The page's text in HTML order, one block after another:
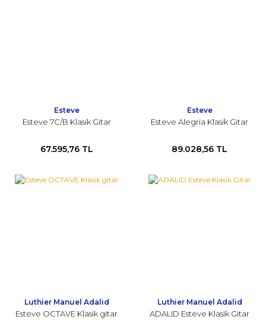
Esteve
Esteve 7C/B Klasik Gitar
67.595,76 TL
Esteve
Esteve Alegria Klasik Gitar
89.028,56 TL
Luthier Manuel Adalid
Esteve OCTAVE Klasik gitar
Luthier Manuel Adalid
ADALID Esteve Klasik Gitar